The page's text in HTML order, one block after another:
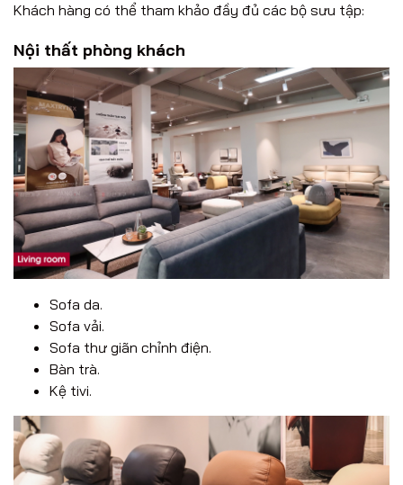
Khách hàng có thể tham khảo đầy đủ các bộ sưu tập:
Nội thất phòng khách
Sofa da.
Sofa vải.
Sofa thư giãn chỉnh điện.
Bàn trà.
Kệ tivi.